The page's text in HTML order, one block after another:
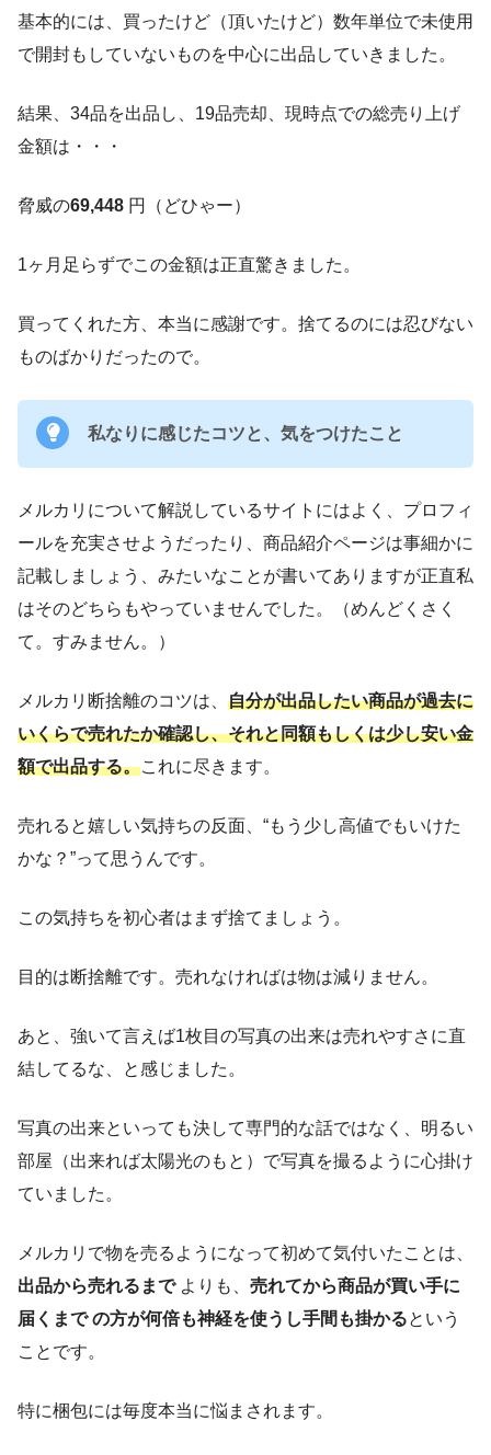
基本的には、買ったけど（頂いたけど）数年単位で未使用
で開封もしていないものを中心に出品していきました。
結果、34品を出品し、19品売却、現時点での総売り上げ
金額は・・・
脅威の69,448 円（どひゃー）
1ヶ月足らずでこの金額は正直驚きました。
買ってくれた方、本当に感謝です。捨てるのには忍びない
ものばかりだったので。
私なりに感じたコツと、気をつけたこと
メルカリについて解説しているサイトにはよく、プロフィ
ールを充実させようだったり、商品紹介ページは事細かに
記載しましょう、みたいなことが書いてありますが正直私
はそのどちらもやっていませんでした。（めんどくさく
て。すみません。）
メルカリ断捨離のコツは、 自分が出品したい商品が過去に
いくらで売れたか確認し、それと同額もしくは少し安い金
額で出品する。これに尽きます。
売れると嬉しい気持ちの反面、“もう少し高値でもいけた
かな？”って思うんです。
この気持ちを初心者はまず捨てましょう。
目的は断捨離です。売れなければは物は減りません。
あと、強いて言えば1枚目の写真の出来は売れやすさに直
結してるな、と感じました。
写真の出来といっても決して専門的な話ではなく、明るい
部屋（出来れば太陽光のもと）で写真を撮るように心掛け
ていました。
メルカリで物を売るようになって初めて気付いたことは、
出品から売れるまでよりも、 売れてから商品が買い手に
届くまで の方が何倍も神経を使うし手間も掛かるという
ことです。
特に梱包には毎度本当に悩まされます。